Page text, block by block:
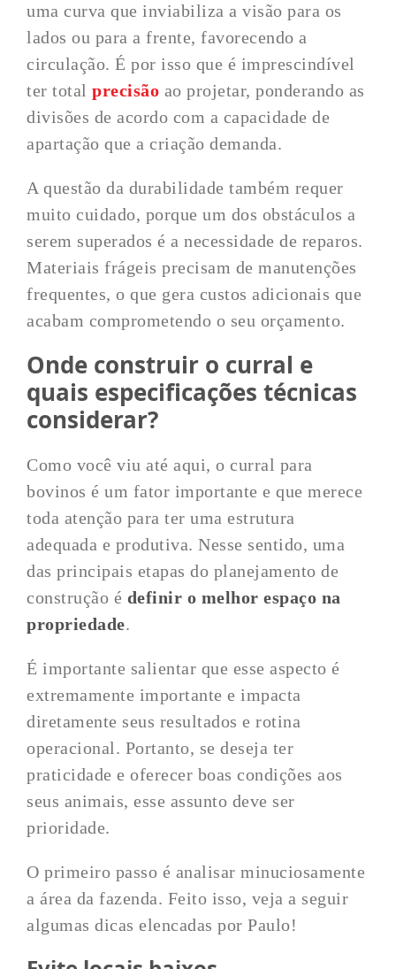
uma curva que inviabiliza a visão para os
lados ou para a frente, favorecendo a
circulação. É por isso que é imprescindível
ter totalprecisão ao projetar, ponderando as
divisões de acordo com a capacidade de
apartação que a criação demanda.
A questão da durabilidade também requer
muito cuidado, porque um dos obstáculos a
serem superados é a necessidade de reparos.
Materiais frágeis precisam de manutenções
frequentes, o que gera custos adicionais que
acabam comprometendo o seu orçamento.
Onde construir o curral e
quais especificações técnicas
considerar?
Como você viu até aqui, o curral para
bovinos é um fator importante e que merece
toda atenção para ter uma estrutura
adequada e produtiva. Nesse sentido, uma
das principais etapas do planejamento de
construção é definir o melhor espaço na
propriedade.
É importante salientar que esse aspecto é
extremamente importante e impacta
diretamente seus resultados e rotina
operacional. Portanto, se deseja ter
praticidade e oferecer boas condições aos
seus animais, esse assunto deve ser
prioridade.
O primeiro passo é analisar minuciosamente
a área da fazenda. Feito isso, veja a seguir
algumas dicas elencadas por Paulo!